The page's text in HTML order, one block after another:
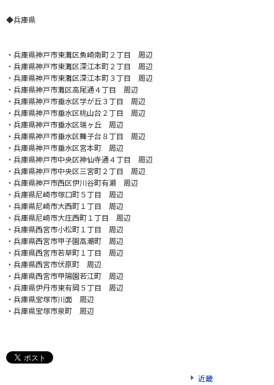
◆兵庫県
・兵庫県神戸市東灘区魚崎南町２丁目 周辺
・兵庫県神戸市東灘区深江本町２丁目 周辺
・兵庫県神戸市東灘区深江本町３丁目 周辺
・兵庫県神戸市灘区高尾通４丁目 周辺
・兵庫県神戸市垂水区学が丘３丁目 周辺
・兵庫県神戸市垂水区桃山台２丁目 周辺
・兵庫県神戸市垂水区瑞ヶ丘 周辺
・兵庫県神戸市垂水区舞子台８丁目 周辺
・兵庫県神戸市垂水区宮本町 周辺
・兵庫県神戸市中央区神仙寺通４丁目 周辺
・兵庫県神戸市中央区三宮町２丁目 周辺
・兵庫県神戸市西区伊川谷町有瀬 周辺
・兵庫県尼崎市塚口町５丁目 周辺
・兵庫県尼崎市大西町１丁目 周辺
・兵庫県尼崎市大庄西町１丁目 周辺
・兵庫県西宮市小松町１丁目 周辺
・兵庫県西宮市甲子園高潮町 周辺
・兵庫県西宮市若草町１丁目 周辺
・兵庫県西宮市伏原町 周辺
・兵庫県西宮市甲陽園若江町 周辺
・兵庫県伊丹市東有岡５丁目 周辺
・兵庫県宝塚市川面 周辺
・兵庫県宝塚市泉町 周辺
近畿